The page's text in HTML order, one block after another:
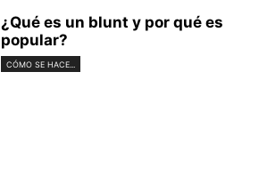
¿Qué es un blunt y por qué es
popular?
CÓMO SE HACE...